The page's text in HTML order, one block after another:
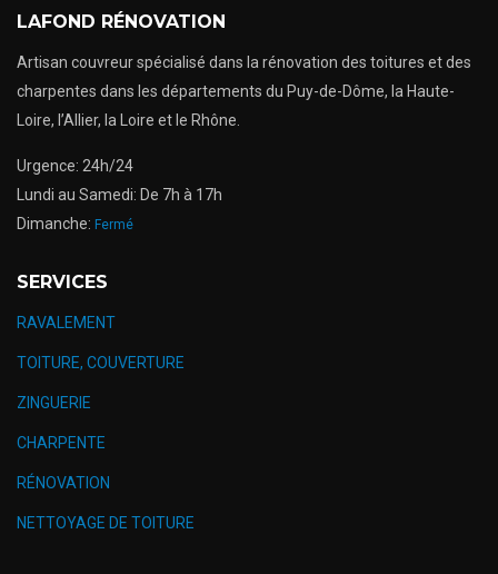
LAFOND RÉNOVATION
Artisan couvreur spécialisé dans la rénovation des toitures et des
charpentes dans les départements du Puy-de-Dôme, la Haute-
Loire, l’Allier, la Loire et le Rhône.
Urgence: 24h/24
Lundi au Samedi: De 7h à 17h
Dimanche: Fermé
SERVICES
RAVALEMENT
TOITURE, COUVERTURE
ZINGUERIE
CHARPENTE
RÉNOVATION
NETTOYAGE DE TOITURE